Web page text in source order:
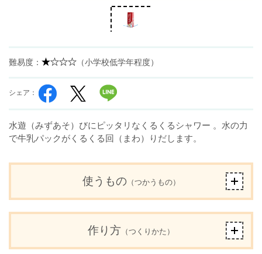
難易度： （小学校低学年程度）
シェア：
水遊（みずあそ）びにピッタリなくるくるシャワー 。水の力
で牛乳パックがくるくる回（まわ）りだします。
使うもの （つかうもの）
作り方 （つくりかた）